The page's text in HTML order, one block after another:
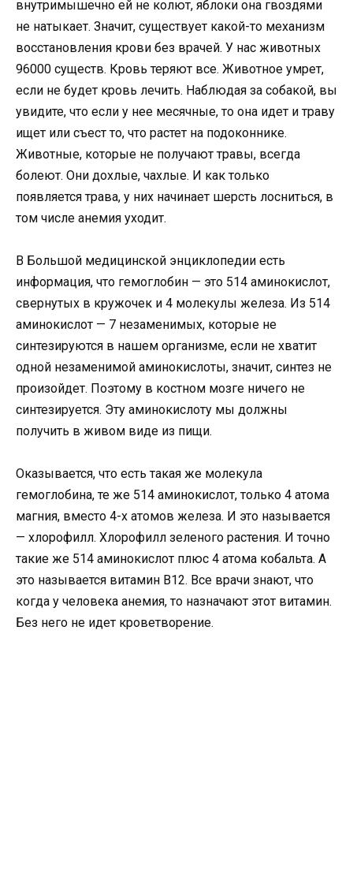
внутримышечно ей не колют, яблоки она гвоздями
не натыкает. Значит, существует какой-то механизм
восстановления крови без врачей. У нас животных
96000 существ. Кровь теряют все. Животное умрет,
если не будет кровь лечить. Наблюдая за собакой, вы
увидите, что если у нее месячные, то она идет и траву
ищет или съест то, что растет на подоконнике.
Животные, которые не получают травы, всегда
болеют. Они дохлые, чахлые. И как только
появляется трава, у них начинает шерсть лосниться, в
том числе анемия уходит.
В Большой медицинской энциклопедии есть
информация, что гемоглобин — это 514 аминокислот,
свернутых в кружочек и 4 молекулы железа. Из 514
аминокислот — 7 незаменимых, которые не
синтезируются в нашем организме, если не хватит
одной незаменимой аминокислоты, значит, синтез не
произойдет. Поэтому в костном мозге ничего не
синтезируется. Эту аминокислоту мы должны
получить в живом виде из пищи.
Оказывается, что есть такая же молекула
гемоглобина, те же 514 аминокислот, только 4 атома
магния, вместо 4-х атомов железа. И это называется
— хлорофилл. Хлорофилл зеленого растения. И точно
такие же 514 аминокислот плюс 4 атома кобальта. А
это называется витамин В12. Все врачи знают, что
когда у человека анемия, то назначают этот витамин.
Без него не идет кроветворение.